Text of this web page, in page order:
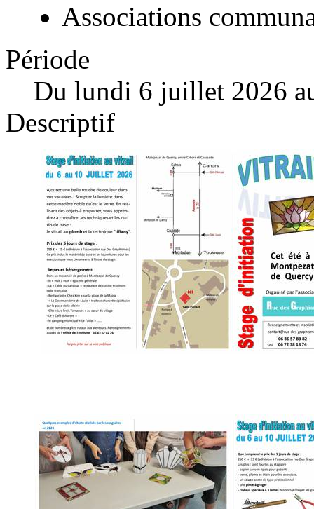
Associations
Période
Du lundi 6 juillet 2026
Descriptif